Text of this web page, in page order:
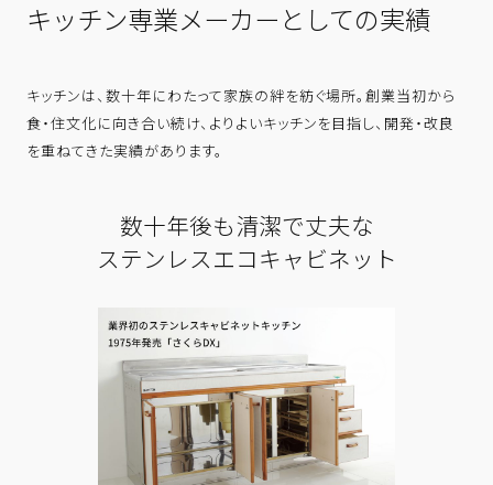
キッチン専業メーカーとしての実績
キッチンは、数十年にわたって家族の絆を紡ぐ場所。創業当初から
食・住文化に向き合い続け、よりよいキッチンを目指し、開発・改良
を重ねてきた実績があります。
数十年後も清潔で丈夫な
ステンレスエコキャビネット